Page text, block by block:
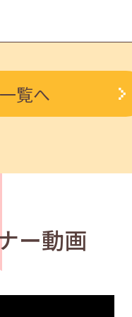
覧へ
ー動画